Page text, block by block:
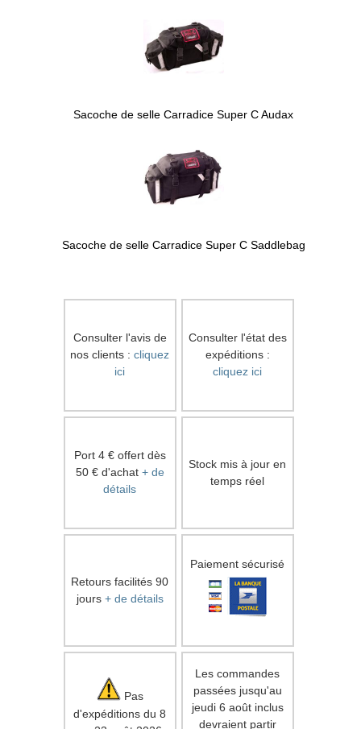
Sacoche de selle Carradice Super C Audax
Sacoche de selle Carradice Super C Saddlebag
Consulter l'avis de
nos clients : cliquez
ici
Consulter l'état des
expéditions :
cliquez ici
Port 4 € offert dès
50 € d'achat + de
détails
Stock mis à jour en
temps réel
Retours facilités 90
jours + de détails
Paiement sécurisé
Pas
d'expéditions du 8
Les commandes
passées jusqu'au
jeudi 6 août inclus
devraient partir